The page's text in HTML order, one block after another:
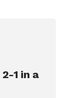
2-1 in a